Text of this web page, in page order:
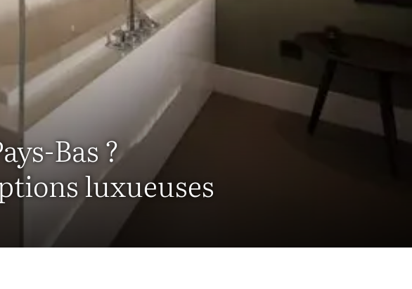
Bas ?
luxueuses